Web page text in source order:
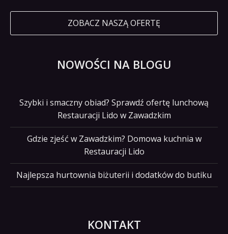
ZOBACZ NASZĄ OFERTĘ
NOWOŚCI NA BLOGU
Szybki i smaczny obiad? Sprawdź ofertę lunchową
Restauracji Lido w Zawadzkim
Gdzie zjeść w Zawadzkim? Domowa kuchnia w
Restauracji Lido
Najlepsza hurtownia biżuterii i dodatków do butiku
KONTAKT